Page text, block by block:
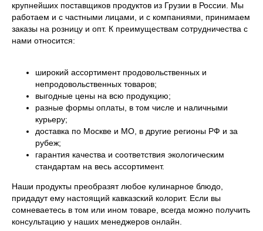
крупнейших поставщиков продуктов из Грузии в России. Мы
работаем и с частными лицами, и с компаниями, принимаем
заказы на розницу и опт. К преимуществам сотрудничества с
нами относится:
широкий ассортимент продовольственных и
непродовольственных товаров;
выгодные цены на всю продукцию;
разные формы оплаты, в том числе и наличными
курьеру;
доставка по Москве и МО, в другие регионы РФ и за
рубеж;
гарантия качества и соответствия экологическим
стандартам на весь ассортимент.
Наши продукты преобразят любое кулинарное блюдо,
придадут ему настоящий кавказский колорит. Если вы
сомневаетесь в том или ином товаре, всегда можно получить
консультацию у наших менеджеров онлайн.